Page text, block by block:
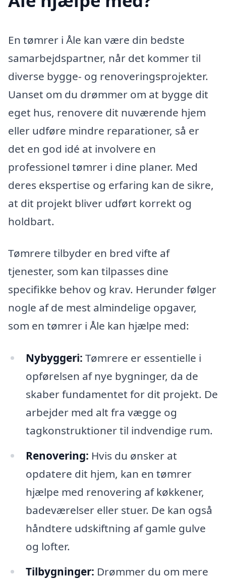
En tømrer i Åle kan være din bedste
samarbejdspartner, når det kommer til
diverse bygge- og renoveringsprojekter.
Uanset om du drømmer om at bygge dit
eget hus, renovere dit nuværende hjem
eller udføre mindre reparationer, så er
det en god idé at involvere en
professionel tømrer i dine planer. Med
deres ekspertise og erfaring kan de sikre,
at dit projekt bliver udført korrekt og
holdbart.
Tømrere tilbyder en bred vifte af
tjenester, som kan tilpasses dine
specifikke behov og krav. Herunder følger
nogle af de mest almindelige opgaver,
som en tømrer i Åle kan hjælpe med:
Nybyggeri: Tømrere er essentielle i
opførelsen af nye bygninger, da de
skaber fundamentet for dit projekt. De
arbejder med alt fra vægge og
tagkonstruktioner til indvendige rum.
Renovering: Hvis du ønsker at
opdatere dit hjem, kan en tømrer
hjælpe med renovering af køkkener,
badeværelser eller stuer. De kan også
håndtere udskiftning af gamle gulve
og lofter.
Tilbygninger: Drømmer du om mere